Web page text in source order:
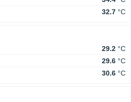
32.7 °C
29.2 °C
29.6 °C
30.6 °C